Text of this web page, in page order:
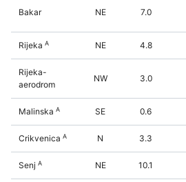
Bakar NE 7.0
Rijeka A NE 4.8
Rijeka-
aerodrom
NW 3.0
Malinska A SE 0.6
Crikvenica A N 3.3
Senj A NE 10.1